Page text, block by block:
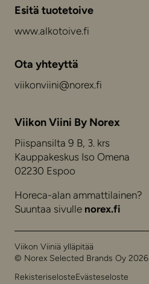
Esitä tuotetoive
www.alkotoive.fi
Ota yhteyttä
viikonviini@norex.fi
Viikon Viini By Norex
Piispansilta 9 B, 3. krs
Kauppakeskus Iso Omena
02230 Espoo
Horeca-alan ammattilainen?
Suuntaa sivulle norex.fi
Viikon Viiniä ylläpitää
© Norex Selected Brands Oy 2026
RekisteriselosteEvästeseloste